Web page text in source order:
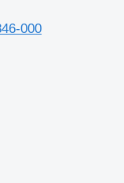
000